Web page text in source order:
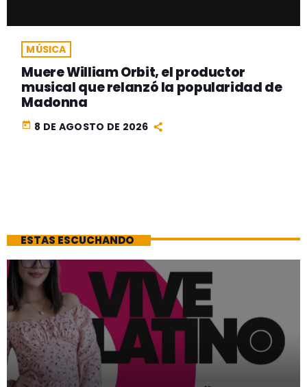
MÚSICA
Muere William Orbit, el productor
musical que relanzó la popularidad de
Madonna
today 8 DE AGOSTO DE 2026
ESTAS ESCUCHANDO